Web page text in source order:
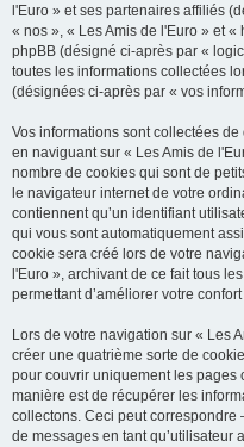
l'Euro » et ses partenaires affiliés
« nos », « Les Amis de l'Euro » et
phpBB (désigné ci-après par «
toutes les informations collectées
(désignées ci-après par « vos
Vos informations sont collectées
en naviguant sur « Les Amis de
nombre de cookies qui sont de
le navigateur internet de votre
contiennent qu’un identifiant
qui vous sont automatiquement
cookie sera créé lors de votre
l'Euro », archivant de ce fait tous
permettant d’améliorer votre
Lors de votre navigation sur « Les
créer une quatrième sorte de
pour couvrir uniquement les pages
manière est de récupérer les
collectons. Ceci peut
de messages en tant qu’utilisateur